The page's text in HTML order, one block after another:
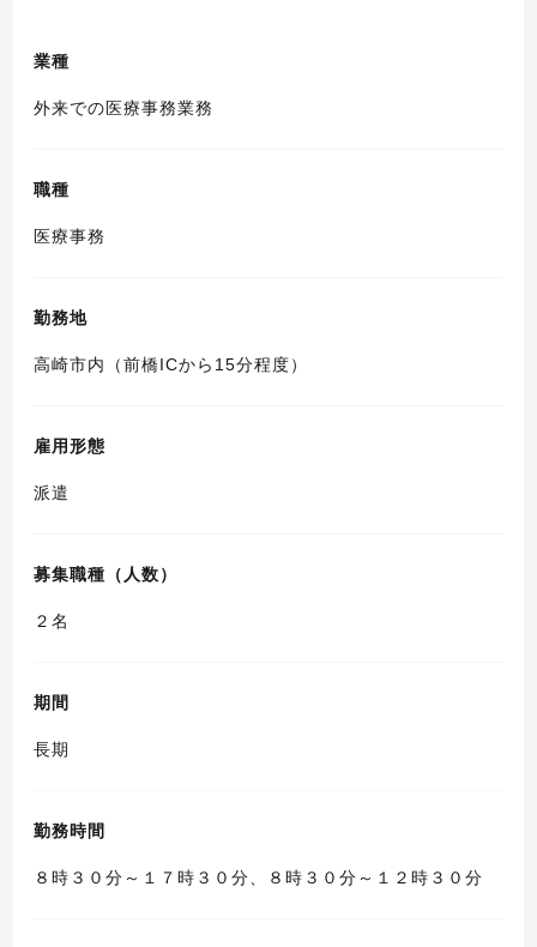
業種
外来での医療事務業務
職種
医療事務
勤務地
高崎市内（前橋ICから15分程度）
雇用形態
派遣
募集職種（人数）
２名
期間
長期
勤務時間
８時３０分～１７時３０分、８時３０分～１２時３０分